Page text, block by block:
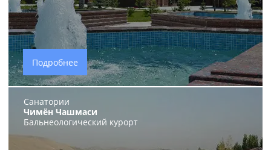
Подробнее
Санатории
Чимён Чашмаси
Бальнеологический курорт